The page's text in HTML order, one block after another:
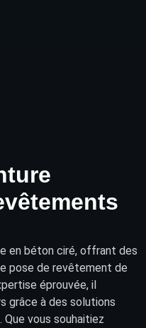
en béton ciré, offrant des
pose de revêtement de
éprouvée, il
grâce à des solutions
vous souhaitiez